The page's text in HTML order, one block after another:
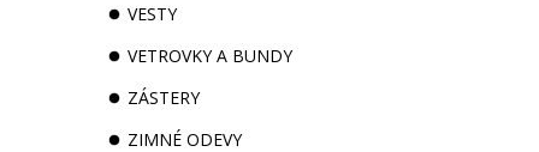
VESTY
VETROVKY A BUNDY
ZÁSTERY
ZIMNÉ ODEVY